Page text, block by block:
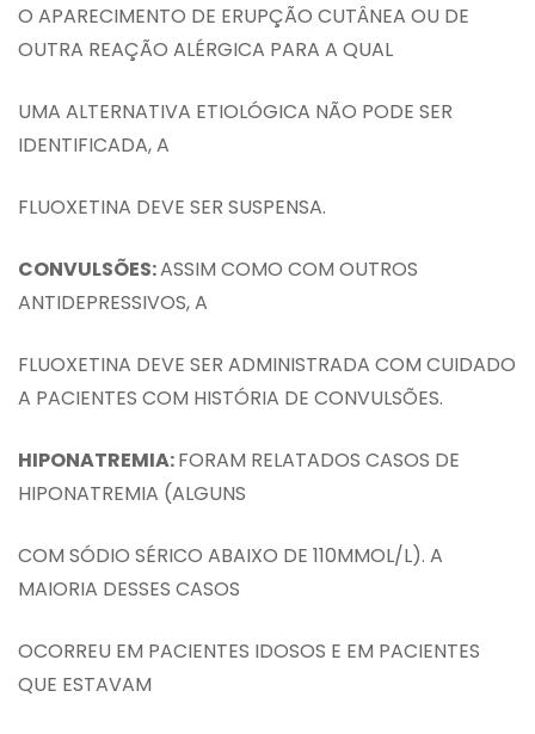
O APARECIMENTO DE ERUPÇÃO CUTÂNEA OU DE
OUTRA REAÇÃO ALÉRGICA PARA A QUAL
UMA ALTERNATIVA ETIOLÓGICA NÃO PODE SER
IDENTIFICADA, A
FLUOXETINA DEVE SER SUSPENSA.
CONVULSÕES:ASSIM COMO COM OUTROS
ANTIDEPRESSIVOS, A
FLUOXETINA DEVE SER ADMINISTRADA COM CUIDADO
A PACIENTES COM HISTÓRIA DE CONVULSÕES.
HIPONATREMIA:FORAM RELATADOS CASOS DE
HIPONATREMIA (ALGUNS
COM SÓDIO SÉRICO ABAIXO DE 110MMOL/L). A
MAIORIA DESSES CASOS
OCORREU EM PACIENTES IDOSOS E EM PACIENTES
QUE ESTAVAM